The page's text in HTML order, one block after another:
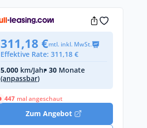
311,18 €mtl. inkl. MwSt.
Effektive Rate: 311,18 €
5.000 km/Jahr• 30 Monate
(anpassbar)
447 mal angeschaut
Zum Angebot